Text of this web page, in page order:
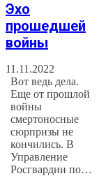
Эхо
прошедшей
войны
11.11.2022
Вот ведь дела.
Еще от прошлой
войны
смертоносные
сюрпризы не
кончились. В
Управление
Росгвардии по…